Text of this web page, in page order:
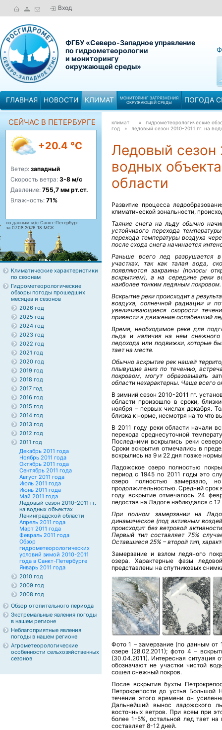
Вход
ФГБУ «Северо-Западное управление
по гидрометеорологии
и мониторингу
окружающей среды»
ГЛАВНАЯ НОВОСТИ КЛИМАТ
МОНИТОРИНГ ЗАГРЯЗНЕНИЯ
ОКРУЖАЮЩЕЙ СРЕДЫ
ПОГОДА
СЕЙЧАС В ПЕТЕРБУРГЕ
+20.4 °C
Ветер: западный
Скорость ветра: 3-8 м/с
Давление: 755,7 мм рт.ст.
Влажность: 71%
по данным м/с Санкт-Петербург
за 07.08.2026 18 МСК
Климатические характеристики
по сезонам
Гидрометеорологические
обзоры погоды прошедших
месяцев и сезонов
2026 год
2025 год
2024 год
2023 год
2022 год
2021 год
2020 год
2019 год
2018 год
2017 год
2016 год
2015 год
2014 год
2013 год
2012 год
2011 год
Декабрь 2011 года
Ноябрь 2011 года
Октябрь 2011 года
Сентябрь 2011 года
Август 2011 года
Июль 2011 года
Июнь 2011 года
Май 2011 года
Ледовый сезон 2010-2011 гг.
на водных объектах
Ленинградской области
Апрель 2011 года
Март 2011 года
Февраль 2011 года
Обзор
гидрометеорологических
условий зимой 2010-2011
года в Санкт-Петербурге
Январь 2011 года
2010 год
2009 год
2008 год
Обзор отопительного периода
Экстремальные явления погоды
в нашем регионе
Неблагоприятные явления
погоды в нашем регионе
Агрометеорологические
особенности сельхозяйственных
сезонов
климат
» гидрометеорологические
год » ледовый сезон 2010-2011 гг. на
Ледовый сезон
водных
области
Развитие процесса
климатической зональности,
Таяние снега на льду обычно
устойчивого перехода
перехода температуры воздуха
после схода снега начинается
Раньше всего лед разрушается
участках, так как талая вода,
появляются закраины (полосы
вскрытием), а на середине реки
наиболее тонким ледяным покровом.
Вскрытие реки происходит в
воздуха, солнечной радиации и
увеличивающиеся скорости
привести в движение ослабевший
Время, необходимое реке для
льда и наличия на нем снежного
ледохода или подвижки, которые
тает на месте.
Обычно вскрытие рек нашей
плывущие вниз по течению,
покровом, могут образовывать
области нехарактерны. Чаще всего
В зимний сезон 2010-2011 гг.
области произошло в сроки,
ноября – первых числах декабря.
близка к норме, несмотря на то что
В 2011 году реки области начали
перехода среднесуточной
Последними вскрылись реки
Сроки вскрытия отмечались в
вскрылись на 9 и 22 дня позже
Ладожское озеро полностью
период с 1945 по 2011 годы это
озеро полностью замерзало,
продолжительностью. Средний срок
году вскрытие отмечалось 24
ледостав на Ладоге наблюдался с
При полном замерзании на
динамическое (под активным
происходит без ветровой
Первый тип составляет 75%
Оставшиеся 25% – второй тип,
Замерзание и взлом ледяного
озера. Характерные фазы
представлены на спутниковых
Фото 1 – замерзание (по данным от
озере (28.02.2011); фото 4 –
(30.04.2011). Интересная ситуация
обозначают не участки чистой
сошел снежный покров.
После вскрытия бухты
Петрокрепости до устья Большой
течение этого времени он
Дальнейший вынос ладожского
восточных ветров. При всем при
более 1-5%, остальной лед тает
составляет 8-12 дней.